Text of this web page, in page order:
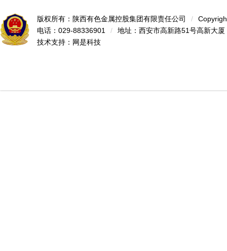
版权所有：陕西有色金属控股集团有限责任公司 /
电话：029-88336901
/
地址：西安市高新路51号高新大厦
技术支持： 网是科技